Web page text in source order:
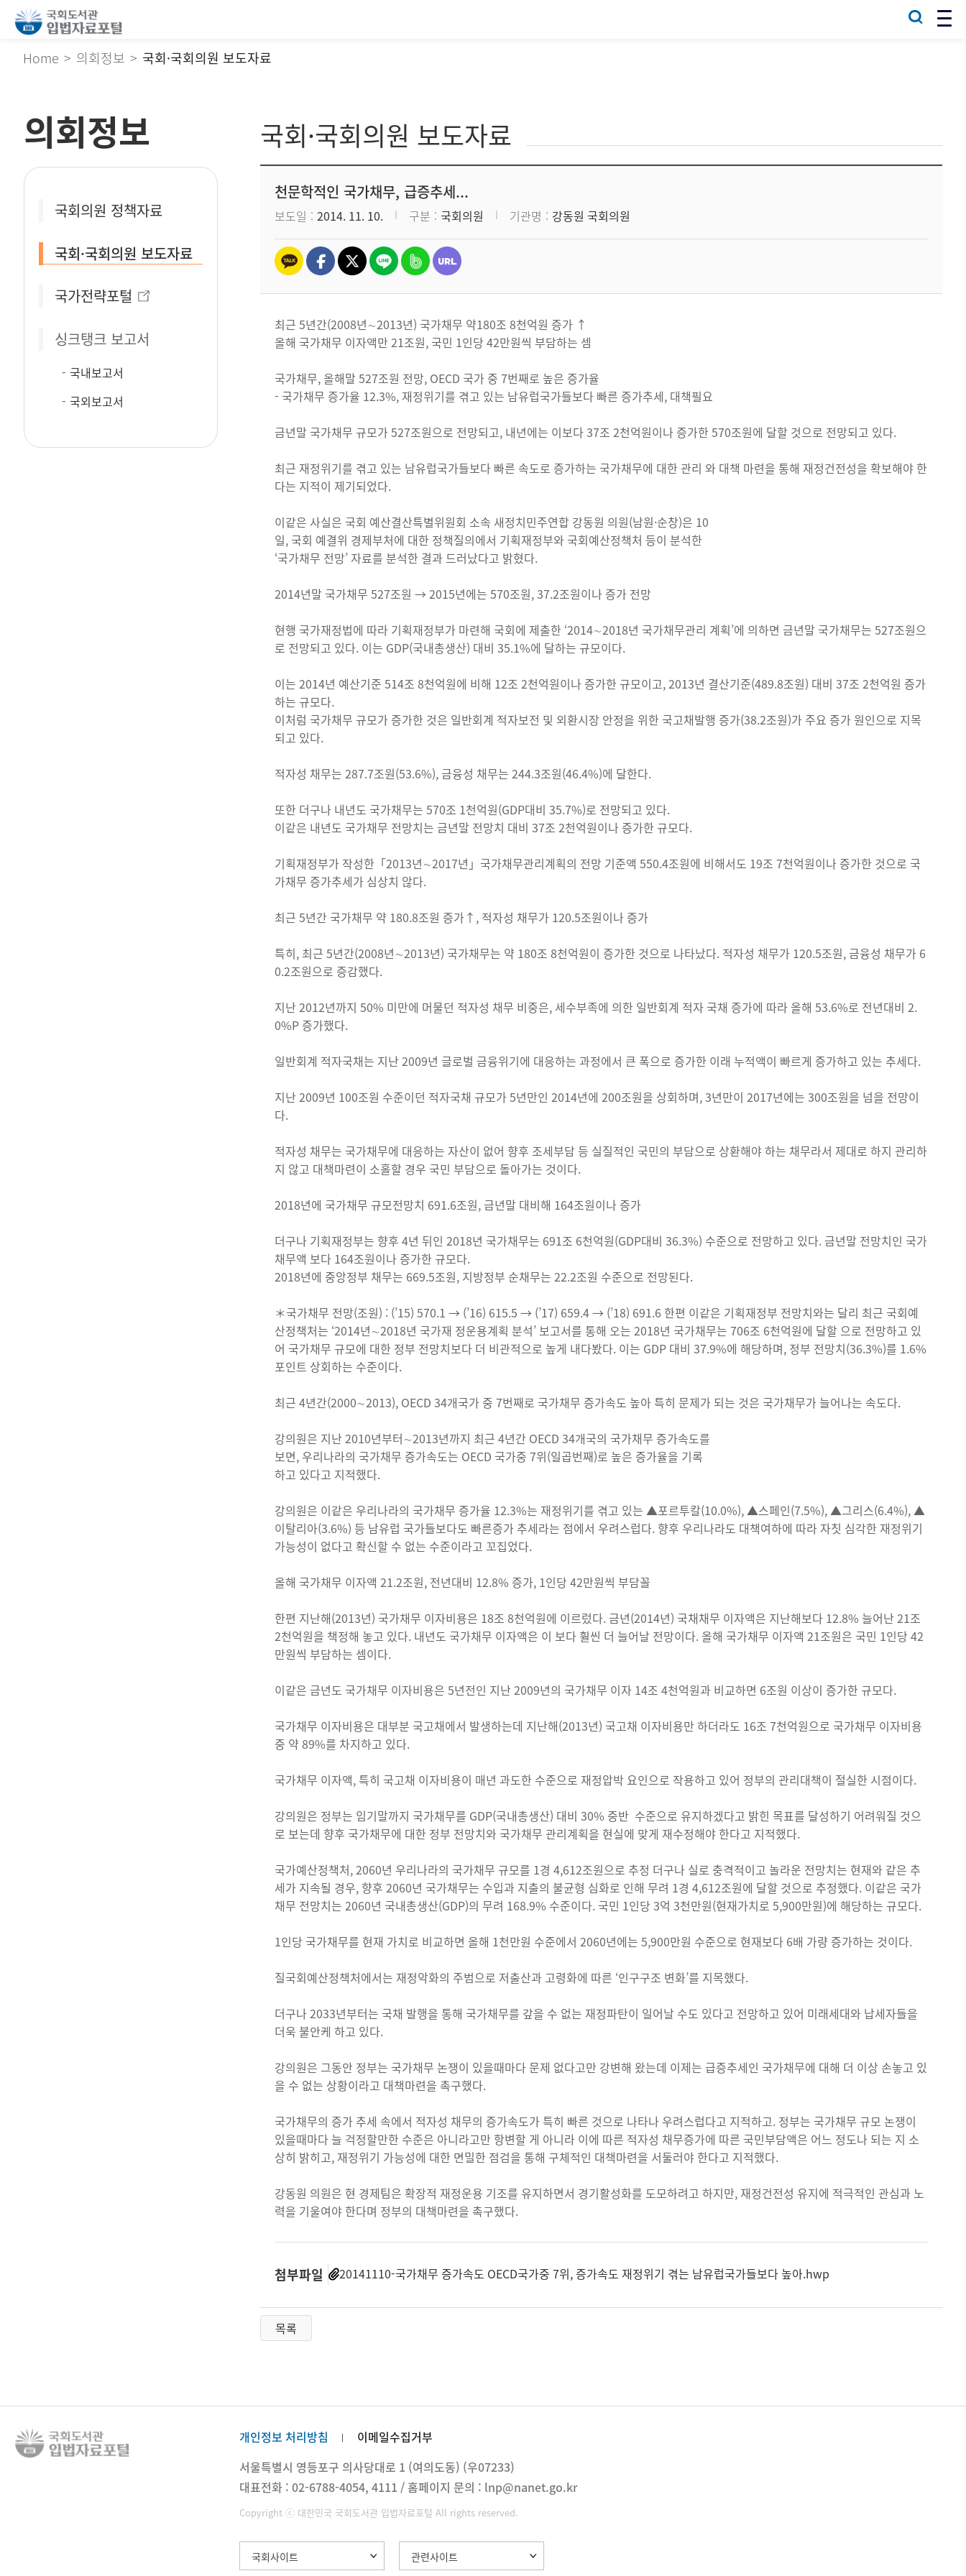
Home 의회정보 국회·국회의원 보도자료
의회정보
국회의원 정책자료
국회·국회의원 보도자료
국가전략포털
싱크탱크 보고서
국내보고서
국외보고서
국회·국회의원 보도자료
천문학적인 국가채무, 급증추세...
보도일 2014. 11. 10. 구분 국회의원 기관명 강동원 국회의원
최근 5년간(2008년∼2013년) 국가채무 약180조 8천억원 증가 ↑
올해 국가채무 이자액만 21조원, 국민 1인당 42만원씩 부담하는 셈
국가채무, 올해말 527조원 전망, OECD 국가 중 7번째로 높은 증가율
- 국가채무 증가율 12.3%, 재정위기를 겪고 있는 남유럽국가들보다 빠른 증가추세, 대책필요
금년말 국가채무 규모가 527조원으로 전망되고, 내년에는 이보다 37조 2천억원이나 증가한 570조원에 달할 것으로 전망되고 있다.
최근 재정위기를 겪고 있는 남유럽국가들보다 빠른 속도로 증가하는 국가채무에 대한 관리 와 대책 마련을 통해 재정건전성을 확보해야 한
다는 지적이 제기되었다.
이같은 사실은 국회 예산결산특별위원회 소속 새정치민주연합 강동원 의원(남원·순창)은 10
일, 국회 예결위 경제부처에 대한 정책질의에서 기획재정부와 국회예산정책처 등이 분석한
‘국가채무 전망’ 자료를 분석한 결과 드러났다고 밝혔다.
2014년말 국가채무 527조원 → 2015년에는 570조원, 37.2조원이나 증가 전망
현행 국가재정법에 따라 기획재정부가 마련해 국회에 제출한 ‘2014∼2018년 국가채무관리 계획’에 의하면 금년말 국가채무는 527조원으
로 전망되고 있다. 이는 GDP(국내총생산) 대비 35.1%에 달하는 규모이다.
이는 2014년 예산기준 514조 8천억원에 비해 12조 2천억원이나 증가한 규모이고, 2013년 결산기준(489.8조원) 대비 37조 2천억원 증가
하는 규모다.
이처럼 국가채무 규모가 증가한 것은 일반회계 적자보전 및 외환시장 안정을 위한 국고채발행 증가(38.2조원)가 주요 증가 원인으로 지목
되고 있다.
적자성 채무는 287.7조원(53.6%), 금융성 채무는 244.3조원(46.4%)에 달한다.
또한 더구나 내년도 국가채무는 570조 1천억원(GDP대비 35.7%)로 전망되고 있다.
이같은 내년도 국가채무 전망치는 금년말 전망치 대비 37조 2천억원이나 증가한 규모다.
기획재정부가 작성한「2013년∼2017년」국가채무관리계획의 전망 기준액 550.4조원에 비해서도 19조 7천억원이나 증가한 것으로 국
가채무 증가추세가 심상치 않다.
최근 5년간 국가채무 약 180.8조원 증가↑, 적자성 채무가 120.5조원이나 증가
특히, 최근 5년간(2008년∼2013년) 국가채무는 약 180조 8천억원이 증가한 것으로 나타났다. 적자성 채무가 120.5조원, 금융성 채무가 6
0.2조원으로 증감했다.
지난 2012년까지 50% 미만에 머물던 적자성 채무 비중은, 세수부족에 의한 일반회계 적자 국채 증가에 따라 올해 53.6%로 전년대비 2.
0%P 증가했다.
일반회계 적자국채는 지난 2009년 글로벌 금융위기에 대응하는 과정에서 큰 폭으로 증가한 이래 누적액이 빠르게 증가하고 있는 추세다.
지난 2009년 100조원 수준이던 적자국채 규모가 5년만인 2014년에 200조원을 상회하며, 3년만이 2017년에는 300조원을 넘을 전망이
다.
적자성 채무는 국가채무에 대응하는 자산이 없어 향후 조세부담 등 실질적인 국민의 부담으로 상환해야 하는 채무라서 제대로 하지 관리하
지 않고 대책마련이 소홀할 경우 국민 부담으로 돌아가는 것이다.
2018년에 국가채무 규모전망치 691.6조원, 금년말 대비해 164조원이나 증가
더구나 기획재정부는 향후 4년 뒤인 2018년 국가채무는 691조 6천억원(GDP대비 36.3%) 수준으로 전망하고 있다. 금년말 전망치인 국가
채무액 보다 164조원이나 증가한 규모다.
2018년에 중앙정부 채무는 669.5조원, 지방정부 순채무는 22.2조원 수준으로 전망된다.
＊국가채무 전망(조원) : (’15) 570.1 → (’16) 615.5 → (’17) 659.4 → (’18) 691.6 한편 이같은 기획재정부 전망치와는 달리 최근 국회예
산정책처는 ‘2014년∼2018년 국가재 정운용계획 분석’ 보고서를 통해 오는 2018년 국가채무는 706조 6천억원에 달할 으로 전망하고 있
어 국가채무 규모에 대한 정부 전망치보다 더 비관적으로 높게 내다봤다. 이는 GDP 대비 37.9%에 해당하며, 정부 전망치(36.3%)를 1.6%
포인트 상회하는 수준이다.
최근 4년간(2000∼2013), OECD 34개국가 중 7번째로 국가채무 증가속도 높아 특히 문제가 되는 것은 국가채무가 늘어나는 속도다.
강의원은 지난 2010년부터∼2013년까지 최근 4년간 OECD 34개국의 국가채무 증가속도를
보면, 우리나라의 국가채무 증가속도는 OECD 국가중 7위(일곱번째)로 높은 증가율을 기록
하고 있다고 지적했다.
강의원은 이같은 우리나라의 국가채무 증가율 12.3%는 재정위기를 겪고 있는 ▲포르투칼(10.0%), ▲스페인(7.5%), ▲그리스(6.4%), ▲
이탈리아(3.6%) 등 남유럽 국가들보다도 빠른증가 추세라는 점에서 우려스럽다. 향후 우리나라도 대책여하에 따라 자칫 심각한 재정위기
가능성이 없다고 확신할 수 없는 수준이라고 꼬집었다.
올해 국가채무 이자액 21.2조원, 전년대비 12.8% 증가, 1인당 42만원씩 부담꼴
한편 지난해(2013년) 국가채무 이자비용은 18조 8천억원에 이르렀다. 금년(2014년) 국채채무 이자액은 지난해보다 12.8% 늘어난 21조
2천억원을 책정해 놓고 있다. 내년도 국가채무 이자액은 이 보다 훨씬 더 늘어날 전망이다. 올해 국가채무 이자액 21조원은 국민 1인당 42
만원씩 부담하는 셈이다.
이같은 금년도 국가채무 이자비용은 5년전인 지난 2009년의 국가채무 이자 14조 4천억원과 비교하면 6조원 이상이 증가한 규모다.
국가채무 이자비용은 대부분 국고채에서 발생하는데 지난해(2013년) 국고채 이자비용만 하더라도 16조 7천억원으로 국가채무 이자비용
중 약 89%를 차지하고 있다.
국가채무 이자액, 특히 국고채 이자비용이 매년 과도한 수준으로 재정압박 요인으로 작용하고 있어 정부의 관리대책이 절실한 시점이다.
강의원은 정부는 임기말까지 국가채무를 GDP(국내총생산) 대비 30% 중반 수준으로 유지하겠다고 밝힌 목표를 달성하기 어려워질 것으
로 보는데 향후 국가채무에 대한 정부 전망치와 국가채무 관리계획을 현실에 맞게 재수정해야 한다고 지적했다.
국가예산정책처, 2060년 우리나라의 국가채무 규모를 1경 4,612조원으로 추정 더구나 실로 충격적이고 놀라운 전망치는 현재와 같은 추
세가 지속될 경우, 향후 2060년 국가채무는 수입과 지출의 불균형 심화로 인해 무려 1경 4,612조원에 달할 것으로 추정했다. 이같은 국가
채무 전망치는 2060년 국내총생산(GDP)의 무려 168.9% 수준이다. 국민 1인당 3억 3천만원(현재가치로 5,900만원)에 해당하는 규모다.
1인당 국가채무를 현재 가치로 비교하면 올해 1천만원 수준에서 2060년에는 5,900만원 수준으로 현재보다 6배 가량 증가하는 것이다.
질국회예산정책처에서는 재정악화의 주범으로 저출산과 고령화에 따른 ‘인구구조 변화’를 지목했다.
더구나 2033년부터는 국채 발행을 통해 국가채무를 갚을 수 없는 재정파탄이 일어날 수도 있다고 전망하고 있어 미래세대와 납세자들을
더욱 불안케 하고 있다.
강의원은 그동안 정부는 국가채무 논쟁이 있을때마다 문제 없다고만 강변해 왔는데 이제는 급증추세인 국가채무에 대해 더 이상 손놓고 있
을 수 없는 상황이라고 대책마련을 촉구했다.
국가채무의 증가 추세 속에서 적자성 채무의 증가속도가 특히 빠른 것으로 나타나 우려스럽다고 지적하고. 정부는 국가채무 규모 논쟁이
있을때마다 늘 걱정할만한 수준은 아니라고만 항변할 게 아니라 이에 따른 적자성 채무증가에 따른 국민부담액은 어느 정도나 되는 지 소
상히 밝히고, 재정위기 가능성에 대한 면밀한 점검을 통해 구체적인 대책마련을 서둘러야 한다고 지적했다.
강동원 의원은 현 경제팀은 확장적 재정운용 기조를 유지하면서 경기활성화를 도모하려고 하지만, 재정건전성 유지에 적극적인 관심과 노
력을 기울여야 한다며 정부의 대책마련을 촉구했다.
첨부파일 20141110-국가채무 증가속도 OECD국가중 7위, 증가속도 재정위기 겪는 남유럽국가들보다 높아.hwp
목록
개인정보 처리방침
이메일수집거부
서울특별시 영등포구 의사당대로 1 (여의도동) (우07233)
대표전화 : 02-6788-4054, 4111 / 홈페이지 문의 : lnp@nanet.go.kr
Copyright ⓒ 대한민국 국회도서관 입법자료포털 All rights reserved.
국회사이트 관련사이트